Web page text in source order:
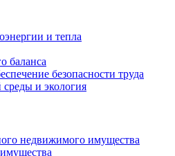
и тепла
баланса
безопасности труда
и экология
недвижимого имущества